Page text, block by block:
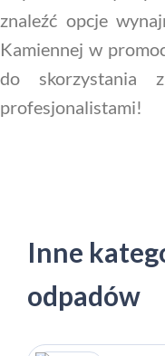
znaleźć opcje
Kamiennej w
do skorzystania
profesjonalistami!
Inne
odpadów